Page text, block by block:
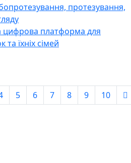
протезування,
цифрова платформа для
та їхніх сімей
5 6 7 8 9 10